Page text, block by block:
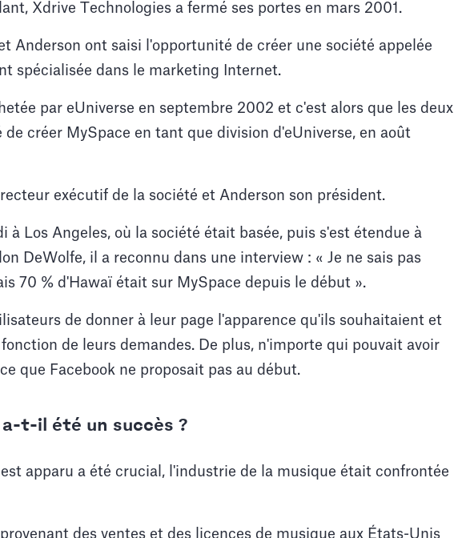
Xdrive Technologies a fermé ses portes en mars 2001.
Anderson ont saisi l'opportunité de créer une société appelée
spécialisée dans le marketing Internet.
par eUniverse en septembre 2002 et c'est alors que les deux
créer MySpace en tant que division d'eUniverse, en août
exécutif de la société et Anderson son président.
à Los Angeles, où la société était basée, puis s'est étendue à
DeWolfe, il a reconnu dans une interview : « Je ne sais pas
70 % d'Hawaï était sur MySpace depuis le début ».
de donner à leur page l'apparence qu'ils souhaitaient et
de leurs demandes. De plus, n'importe qui pouvait avoir
que Facebook ne proposait pas au début.
t-il été un succès ?
apparu a été crucial, l'industrie de la musique était confrontée
des ventes et des licences de musique aux États-Unis